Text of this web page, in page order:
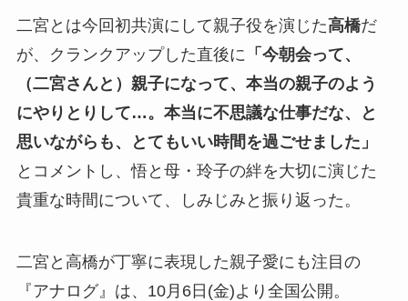
二宮とは今回初共演にして親子役を演じた高橋だ
が、クランクアップした直後に 「今朝会って、
（二宮さんと）親子になって、本当の親子のよう
にやりとりして…。本当に不思議な仕事だな、と
思いながらも、とてもいい時間を過ごせました」
とコメントし、悟と母・玲子の絆を大切に演じた
貴重な時間について、しみじみと振り返った。
二宮と高橋が丁寧に表現した親子愛にも注目の
『アナログ』は、10月6日(金)より全国公開。